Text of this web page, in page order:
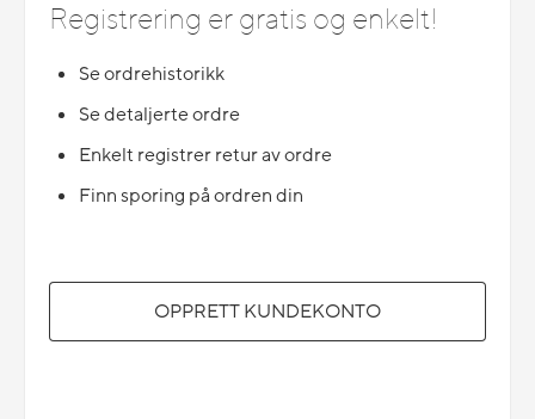
Registrering er gratis og enkelt!
Se ordrehistorikk
Se detaljerte ordre
Enkelt registrer retur av ordre
Finn sporing på ordren din
OPPRETT KUNDEKONTO